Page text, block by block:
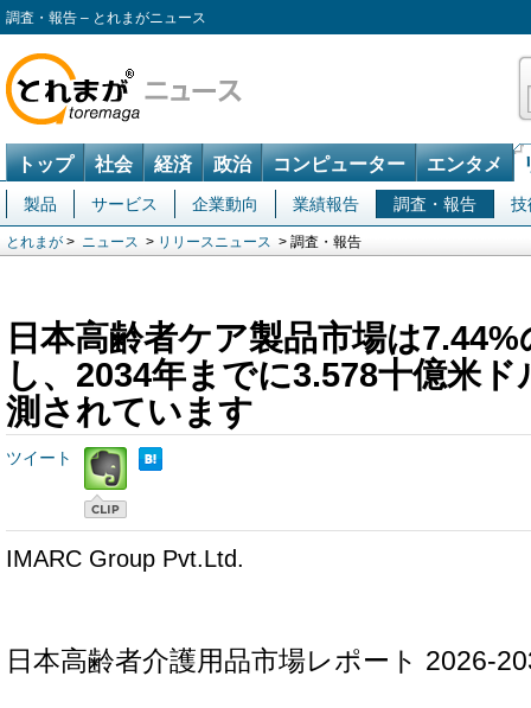
調査・報告 – とれまがニュース
トップ 社会 経済 政治 コンピューター エンタメ
製品 サービス 企業動向 業績報告 調査・報告 技
とれまが > ニュース > リリースニュース > 調査・報告
日本高齢者ケア製品市場は
し、2034年までに3.578十億米
測されています
ツイート
IMARC Group Pvt.Ltd.
日本高齢者介護用品市場レポート 2026-